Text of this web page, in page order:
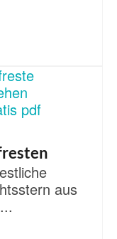
aus